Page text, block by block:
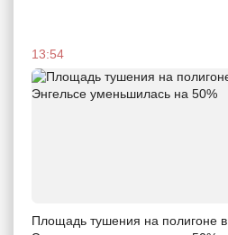
13:54
Площадь тушения на полигоне в